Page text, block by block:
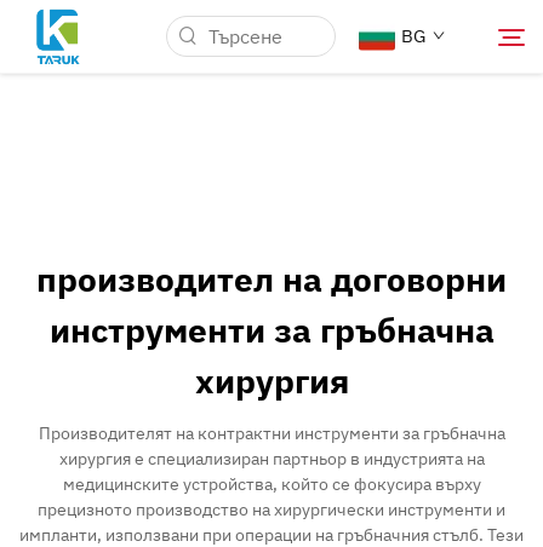
BG
Възможности
Новини и Събития
За нас
Контакт
производител на договорни
инструменти за гръбначна
хирургия
Производителят на контрактни инструменти за гръбначна
хирургия е специализиран партньор в индустрията на
медицинските устройства, който се фокусира върху
прецизното производство на хирургически инструменти и
импланти, използвани при операции на гръбначния стълб. Тези